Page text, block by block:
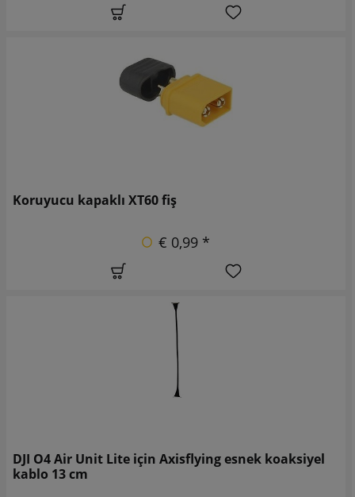
Koruyucu kapaklı XT60 fiş
€ 0,99 *
DJI O4 Air Unit Lite için Axisflying esnek koaksiyel
kablo 13 cm